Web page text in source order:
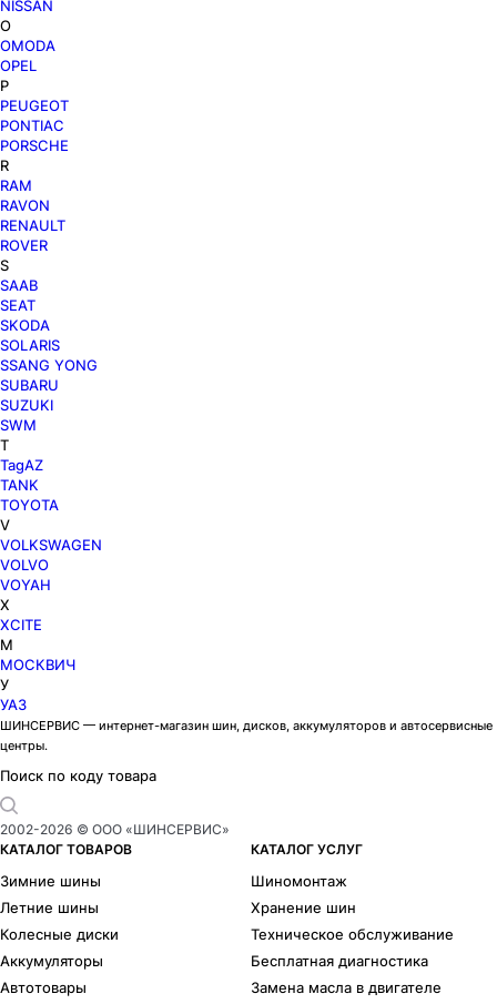
NISSAN
O
OMODA
OPEL
P
PEUGEOT
PONTIAC
PORSCHE
R
RAM
RAVON
RENAULT
ROVER
S
SAAB
SEAT
SKODA
SOLARIS
SSANG YONG
SUBARU
SUZUKI
SWM
T
TagAZ
TANK
TOYOTA
V
VOLKSWAGEN
VOLVO
VOYAH
X
XCITE
М
МОСКВИЧ
У
УАЗ
ШИНСЕРВИС — интернет-магазин шин, дисков, аккумуляторов и автосервисные
центры.
Поиск по коду товара
2002-2026 © ООО «ШИНСЕРВИС»
КАТАЛОГ ТОВАРОВ
Зимние шины
Летние шины
Колесные диски
Аккумуляторы
Автотовары
КАТАЛОГ УСЛУГ
Шиномонтаж
Хранение шин
Техническое обслуживание
Бесплатная диагностика
Замена масла в двигателе